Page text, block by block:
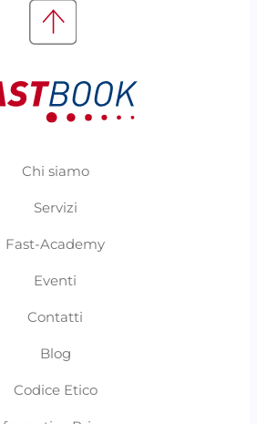
Chi siamo
Servizi
Fast-Academy
Eventi
Contatti
Blog
Codice Etico